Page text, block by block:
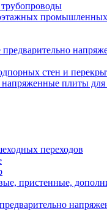
стен и
плиты
переходов
пристенные,